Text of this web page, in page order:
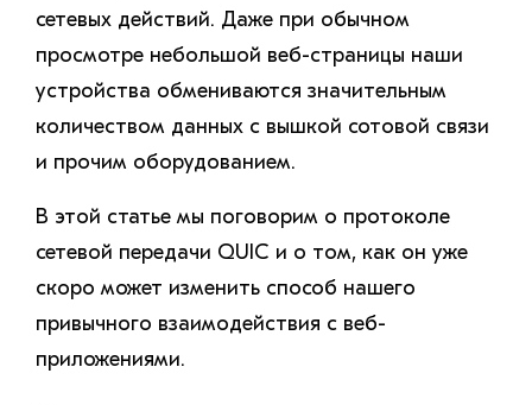
сетевых действий. Даже при обычном
просмотре небольшой веб-страницы наши
устройства обмениваются значительным
количеством данных с вышкой сотовой связи
и прочим оборудованием.
В этой статье мы поговорим о протоколе
сетевой передачи QUIC и о том, как он уже
скоро может изменить способ нашего
привычного взаимодействия с веб-
приложениями.